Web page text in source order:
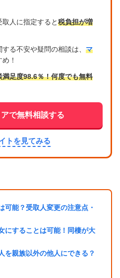
人に指定すると税負担が増
る不安や疑問の相談は、 マ
！
満足度98.6％！何度でも無料
で無料相談する
トを見てみる
可能？受取人変更の注意点・
にすることは可能！同棲が大
を親族以外の他人にできる？